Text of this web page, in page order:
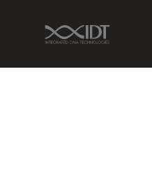
IDT Link